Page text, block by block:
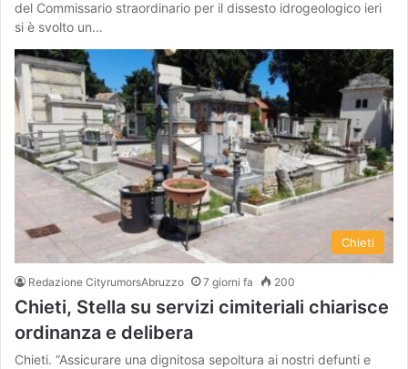
del Commissario straordinario per il dissesto idrogeologico ieri
si è svolto un…
Chieti
Redazione CityrumorsAbruzzo 7 giorni fa 200
Chieti, Stella su servizi cimiteriali chiarisce
ordinanza e delibera
Chieti. “Assicurare una dignitosa sepoltura ai nostri defunti e